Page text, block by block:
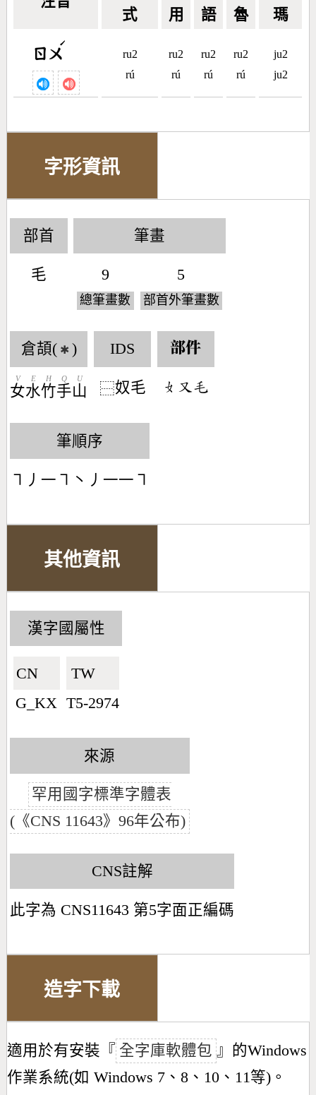
式 用 語 魯 瑪
ㄖㄨ
ˊ
ru2
rú
ru2
rú
ru2
rú
ru2
rú
ju2
ju2
字形資訊
部首
毛
筆畫
9
總筆畫數
5
部首外筆畫數
倉頡( ✱ )
女
V
水
E
竹
H
手
Q
山
U
IDS
⿱奴毛
部件
󶂛󶁓󶃝
筆順序
㇕丿一㇕丶丿一一㇕
其他資訊
漢字國屬性
CN🇨🇳
G_KX
TW🇹🇼
T5-2974
來源
罕用國字標準字體表
(《CNS 11643》96年公布)
CNS註解
此字為 CNS11643 第5字面正編碼
造字下載
適用於有安裝『 全字庫軟體包 』的Windows
作業系統(如 Windows 7、8、10、11等)。